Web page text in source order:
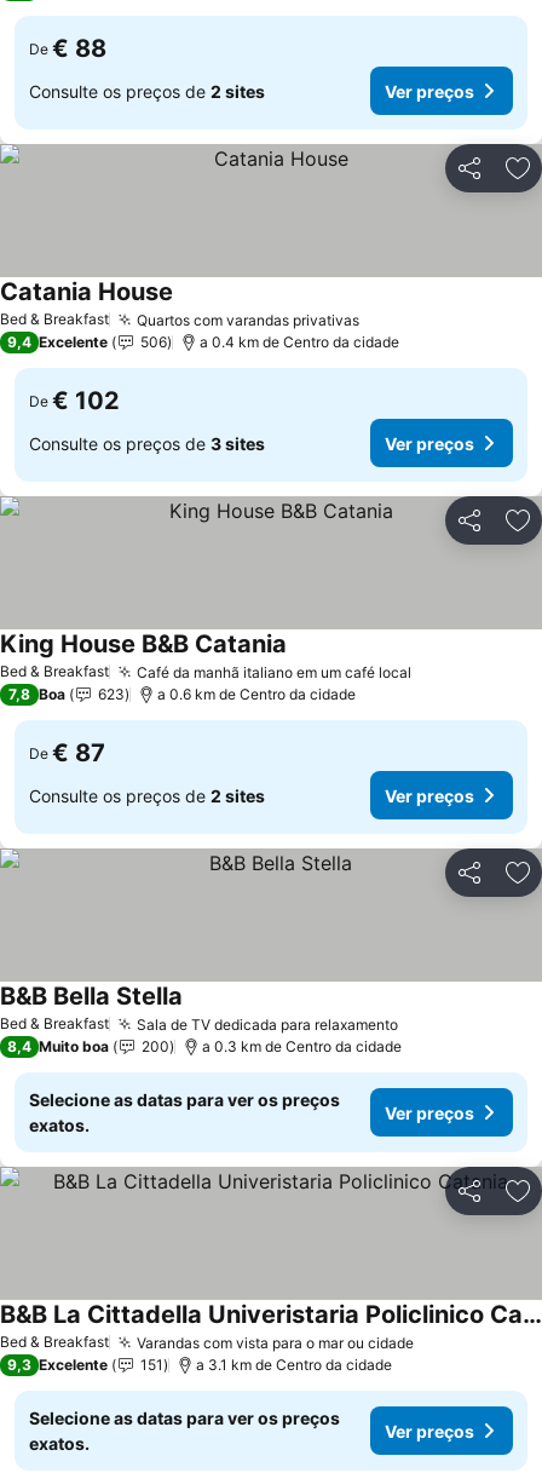
De € 88
Consulte os preços de 2 sites Ver preços
Partilhar
Bed & Breakfast Quartos com varandas privativasVer preços
Catania House
9,4 Excelente 506 a 0.4 km de Centro da cidade
De € 102
Consulte os preços de 3 sites Ver preços
Partilhar
Bed & Breakfast Café da manhã italiano em um café local
King House B&B Catania
7,8 Boa 623 a 0.6 km de Centro da cidade
De € 87
Consulte os preços de 2 sites Ver preços
Partilhar
Bed & Breakfast Sala de TV dedicada para relaxamentoVer preços
B&B Bella Stella
8,4 Muito boa 200 a 0.3 km de Centro da cidade
Selecione as datas para ver os preços
exatos.
Ver preços
Partilhar
Bed & Breakfast Varandas com vista para o mar ou cidadeVer preços
B&B La Cittadella Univeristaria Policlinico Catania
Ver preços
9,3 Excelente 151 a 3.1 km de Centro da cidade
Selecione as datas para ver os preços
exatos.
Ver preços